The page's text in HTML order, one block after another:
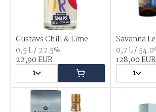
Gustavs Chill & Lime
0,5 L / 27.5%
22,90 EUR
1
Savanna
0,7 L /
128,00 EUR
1